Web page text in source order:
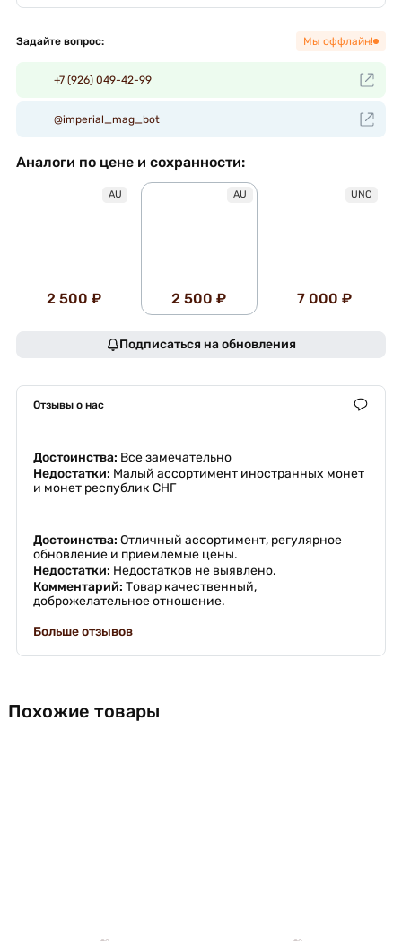
Задайте вопрос: Мы оффлайн!
+7 (926) 049-42-99
@imperial_mag_bot
Аналоги по цене и сохранности:
AU
2 500 ₽
AU
2 500 ₽
UNC
7 000 ₽
Подписаться на обновления
Отзывы о нас
Достоинства: Все замечательно
Недостатки: Малый ассортимент иностранных монет
и монет республик СНГ
Достоинства: Отличный ассортимент, регулярное
обновление и приемлемые цены.
Недостатки: Недостатков не выявлено.
Комментарий: Товар качественный,
доброжелательное отношение.
Больше отзывов
Похожие товары